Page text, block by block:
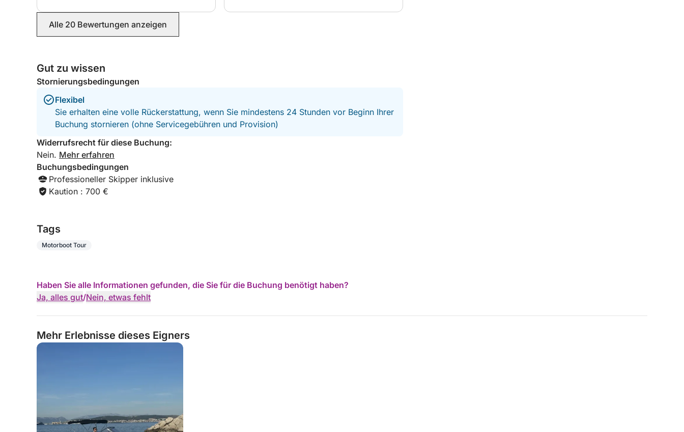
Alle 20 Bewertungen anzeigen
Gut zu wissen
Stornierungsbedingungen
Flexibel
Sie erhalten eine volle Rückerstattung, wenn Sie mindestens 24 Stunden vor Beginn Ihrer
Buchung stornieren (ohne Servicegebühren und Provision)
Widerrufsrecht für diese Buchung:
Nein. Mehr erfahren
Buchungsbedingungen
Professioneller Skipper inklusive
Kaution : 700 €
Tags
Motorboot Tour
Haben Sie alle Informationen gefunden, die Sie für die Buchung benötigt haben?
Ja, alles gut/Nein, etwas fehlt
Mehr Erlebnisse dieses Eigners